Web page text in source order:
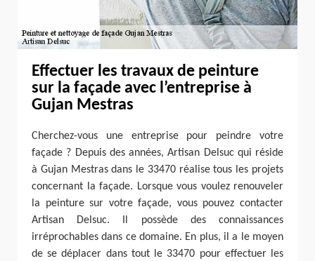
Effectuer les travaux de peinture
sur la façade avec l’entreprise à
Gujan Mestras
Cherchez-vous une entreprise pour peindre votre
façade ? Depuis des années, Artisan Delsuc qui réside
à Gujan Mestras dans le 33470 réalise tous les projets
concernant la façade. Lorsque vous voulez renouveler
la peinture sur votre façade, vous pouvez contacter
Artisan Delsuc. Il possède des connaissances
irréprochables dans ce domaine. En plus, il a le moyen
de se déplacer dans tout le 33470 pour effectuer les